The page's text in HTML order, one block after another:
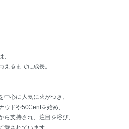
、
えるまでに成長。
中心に人気に火がつき、
ウドや50Centを始め、
支持され、注目を浴び、
愛されています。